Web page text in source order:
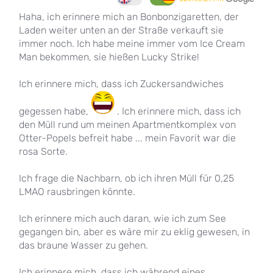
Haha, ich erinnere mich an Bonbonzigaretten, der
Laden weiter unten an der Straße verkauft sie
immer noch. Ich habe meine immer vom Ice Cream
Man bekommen, sie hießen Lucky Strike!
Ich erinnere mich, dass ich Zuckersandwiches
gegessen habe,
. Ich erinnere mich, dass ich
den Müll rund um meinen Apartmentkomplex von
Otter-Popels befreit habe ... mein Favorit war die
rosa Sorte.
Ich frage die Nachbarn, ob ich ihren Müll für 0,25
LMAO rausbringen könnte.
Ich erinnere mich auch daran, wie ich zum See
gegangen bin, aber es wäre mir zu eklig gewesen, in
das braune Wasser zu gehen.